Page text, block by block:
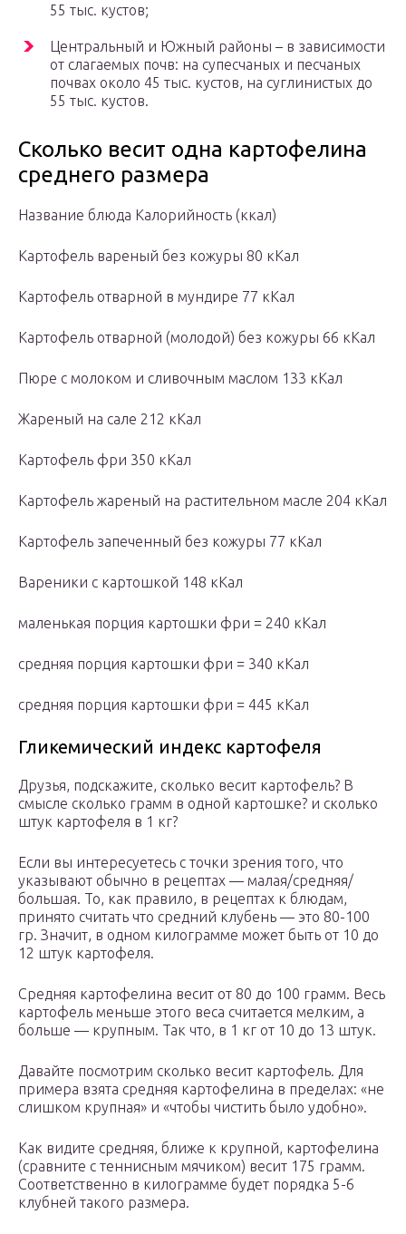
55 тыс. кустов;
Центральный и Южный районы – в зависимости
от слагаемых почв: на супесчаных и песчаных
почвах около 45 тыс. кустов, на суглинистых до
55 тыс. кустов.
Сколько весит одна картофелина
среднего размера
Название блюда Калорийность (ккал)
Картофель вареный без кожуры 80 кКал
Картофель отварной в мундире 77 кКал
Картофель отварной (молодой) без кожуры 66 кКал
Пюре с молоком и сливочным маслом 133 кКал
Жареный на сале 212 кКал
Картофель фри 350 кКал
Картофель жареный на растительном масле 204 кКал
Картофель запеченный без кожуры 77 кКал
Вареники с картошкой 148 кКал
маленькая порция картошки фри = 240 кКал
средняя порция картошки фри = 340 кКал
средняя порция картошки фри = 445 кКал
Гликемический индекс картофеля
Друзья, подскажите, сколько весит картофель? В
смысле сколько грамм в одной картошке? и сколько
штук картофеля в 1 кг?
Если вы интересуетесь с точки зрения того, что
указывают обычно в рецептах — малая/средняя/
большая. То, как правило, в рецептах к блюдам,
принято считать что средний клубень — это 80-100
гр. Значит, в одном килограмме может быть от 10 до
12 штук картофеля.
Средняя картофелина весит от 80 до 100 грамм. Весь
картофель меньше этого веса считается мелким, а
больше — крупным. Так что, в 1 кг от 10 до 13 штук.
Давайте посмотрим сколько весит картофель. Для
примера взята средняя картофелина в пределах: «не
слишком крупная» и «чтобы чистить было удобно».
Как видите средняя, ближе к крупной, картофелина
(сравните с теннисным мячиком) весит 175 грамм.
Соответственно в килограмме будет порядка 5-6
клубней такого размера.